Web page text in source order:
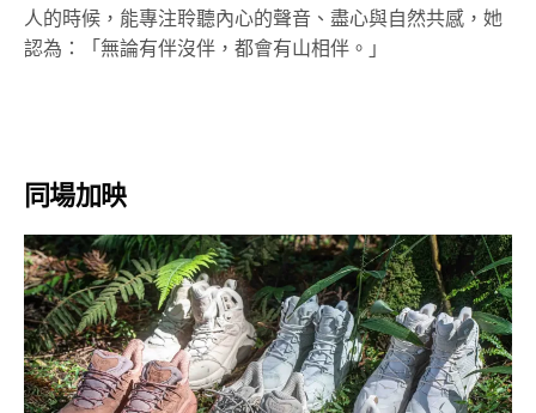
人的時候，能專注聆聽內心的聲音、盡心與自然共感，她
認為：「無論有伴沒伴，都會有山相伴。」
同場加映